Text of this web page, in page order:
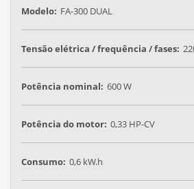
Modelo: FA-300 DUAL
Tensão elétrica / frequência / fases:
Potência nominal: 600 W
Potência do motor: 0,33 HP-CV
Consumo: 0,6 kW.h